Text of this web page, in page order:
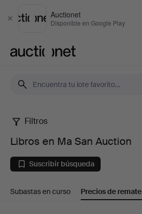
Cerrar
Auctionet
Disponible en Google Play
Libros
en
Ma
San
Filtros
Libros en Ma San Auction
Suscribir búsqueda
Subastas en curso Precios de remate